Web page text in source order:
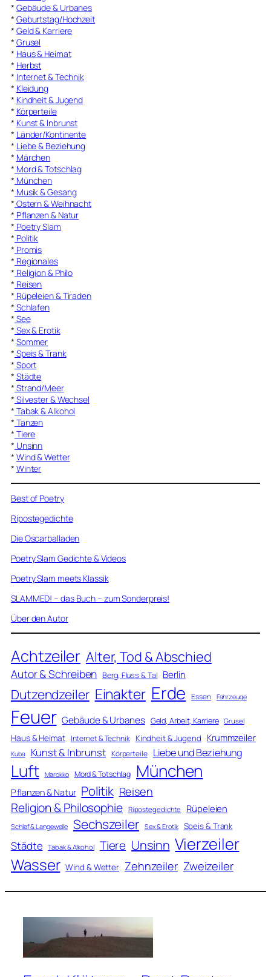
* Gebäude & Urbanes
* Geburtstag/Hochzeit
* Geld & Karriere
* Grusel
* Haus & Heimat
* Herbst
* Internet & Technik
* Kleidung
* Kindheit & Jugend
* Körperteile
* Kunst & Inbrunst
* Länder/Kontinente
* Liebe & Beziehung
* Märchen
* Mord & Totschlag
* München
* Musik & Gesang
* Ostern & Weihnacht
* Pflanzen & Natur
* Poetry Slam
* Politik
* Promis
* Regionales
* Religion & Philo
* Reisen
* Rüpeleien & Tiraden
* Schlafen
* See
* Sex & Erotik
* Sommer
* Speis & Trank
* Sport
* Städte
* Strand/Meer
* Silvester & Wechsel
* Tabak & Alkohol
* Tanzen
* Tiere
* Unsinn
* Wind & Wetter
* Winter
Best of Poetry
Ripostegedichte
Die Oscarballaden
Poetry Slam Gedichte & Videos
Poetry Slam meets Klassik
SLAMMED! – das Buch – zum Sonderpreis!
Über den Autor
Achtzeiler Alter, Tod & Abschied
Autor & Schreiben Berg, Fluss & Tal Berlin
Dutzendzeiler Einakter Erde Essen Fahrzeuge
Feuer Gebäude & Urbanes Geld, Arbeit, Karriere Grusel
Haus & Heimat Internet & Technik Kindheit & Jugend Krummzeiler
Kuba Kunst & Inbrunst Körperteile Liebe und Beziehung
Luft Marokko Mord & Totschlag München
Pflanzen & Natur Politik Reisen
Religion & Philosophie Ripostegedichte Rüpeleien
Schlaf & Langeweile Sechszeiler Sex & Erotik Speis & Trank
Städte Tabak & Alkohol Tiere Unsinn Vierzeiler
Wasser Wind & Wetter Zehnzeiler Zweizeiler